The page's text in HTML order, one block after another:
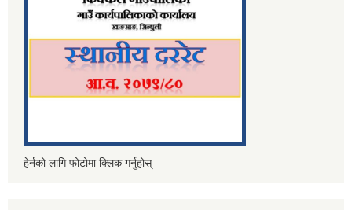
हेर्नको लागि फोटोमा क्लिक गर्नुहोस्